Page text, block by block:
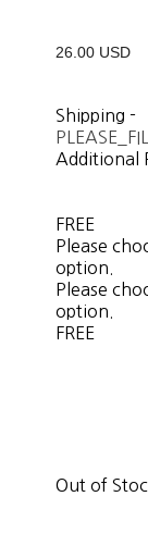
26.00 USD
Shipping-
Additional
FREE
Please
option.
Please
option.
FREE
Out of